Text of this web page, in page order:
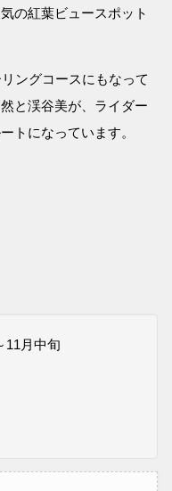
の紅葉ビュースポット
ングコースにもなって
と渓谷美が、ライダー
トになっています。
11月中旬